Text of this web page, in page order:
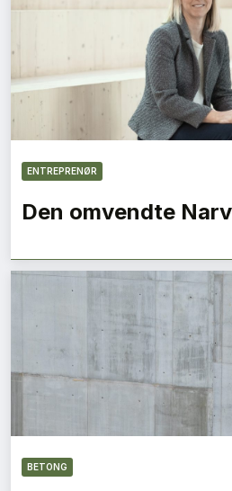
ENTREPRENØR
Den omvendte
BETONG